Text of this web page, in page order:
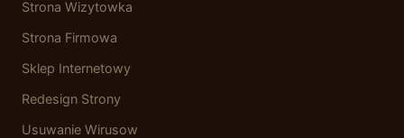
Strona Wizytowka
Strona Firmowa
Sklep Internetowy
Redesign Strony
Usuwanie Wirusow